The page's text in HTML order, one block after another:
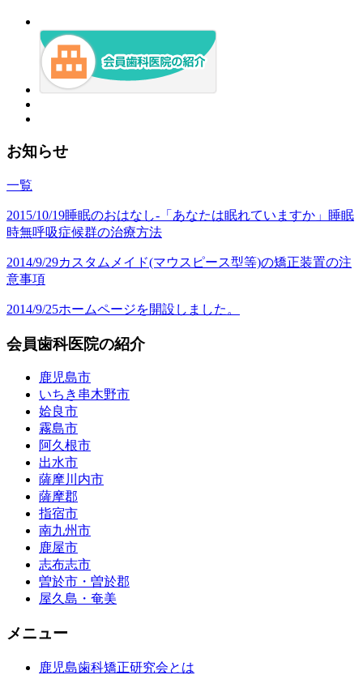
お知らせ
一覧
2015/10/19睡眠のおはなし-「あなたは眠れていますか」睡眠
時無呼吸症候群の治療方法
2014/9/29カスタムメイド(マウスピース型等)の矯正装置の注
意事項
2014/9/25ホームページを開設しました。
会員歯科医院の紹介
鹿児島市
いちき串木野市
姶良市
霧島市
阿久根市
出水市
薩摩川内市
薩摩郡
指宿市
南九州市
鹿屋市
志布志市
曽於市・曽於郡
屋久島・奄美
メニュー
鹿児島歯科矯正研究会とは